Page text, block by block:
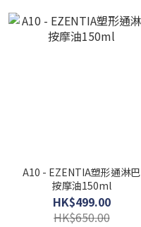
A10 - EZENTIA塑形通淋巴
按摩油150ml
HK$499.00
HK$650.00